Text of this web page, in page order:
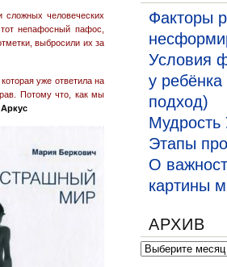
сложных человеческих
непафосный пафос,
выбросили их за
уже ответила на
Потому что, как мы
Факторы
Условия
у ребёнка
подход)
Мудрость
Этапы
О
картины
АРХИВ
Архив